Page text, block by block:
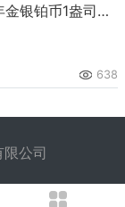
1999中国己卯兔年金银铂币1盎司奔兔铂币
638
公司